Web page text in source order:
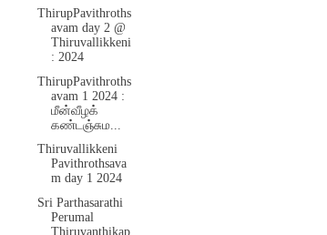
ThirupPavithroths
avam day 2 @
Thiruvallikkeni
: 2024
ThirupPavithroths
avam 1 2024 :
மீன்வீழக்
கண்டஞ்சும...
Thiruvallikkeni
Pavithrothsava
m day 1 2024
Sri Parthasarathi
Perumal
Thiruvanthikap